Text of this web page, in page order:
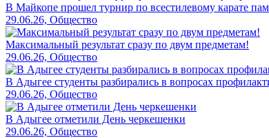
В Майкопе прошел турнир по всестилевому карате
29.06.26, Общество
Максимальный результат сразу по двум предметам!
29.06.26, Общество
В Адыгее студенты разбирались в вопросах
29.06.26, Общество
В Адыгее отметили День черкешенки
29.06.26, Общество